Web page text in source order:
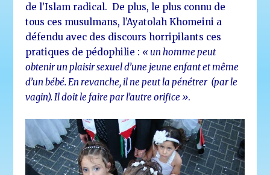
de l’Islam radical. De plus, le plus connu de
tous ces musulmans, l’Ayatolah Khomeini a
défendu avec des discours horripilants ces
pratiques de pédophilie : « un homme peut
obtenir un plaisir sexuel d’une jeune enfant et même
d’un bébé. En revanche, il ne peut la pénétrer (par le
vagin). Il doit le faire par l’autre orifice ».